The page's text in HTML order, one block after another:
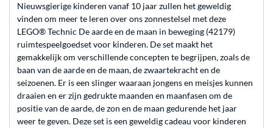
Nieuwsgierige kinderen vanaf 10 jaar zullen het geweldig
vinden om meer te leren over ons zonnestelsel met deze
LEGO® Technic De aarde en de maan in beweging (42179)
ruimtespeelgoedset voor kinderen. De set maakt het
gemakkelijk om verschillende concepten te begrijpen, zoals de
baan van de aarde en de maan, de zwaartekracht en de
seizoenen. Er is een slinger waaraan jongens en meisjes kunnen
draaien en er zijn gedrukte maanden en maanfasen om de
positie van de aarde, de zon en de maan gedurende het jaar
weer te geven. Deze set is een geweldig cadeau voor kinderen